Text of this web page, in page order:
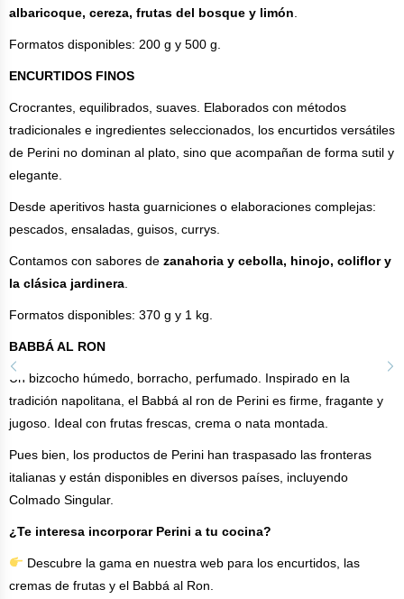
albaricoque, cereza, frutas del bosque y limón
Formatos disponibles: 200 g y 500 g.
ENCURTIDOS FINOS
Crocrantes, equilibrados, suaves. Elaborados con métodos
tradicionales e ingredientes seleccionados, los encurtidos versátiles
de Perini no dominan al plato, sino que acompañan de forma sutil y
elegante.
Desde aperitivos hasta guarniciones o elaboraciones complejas:
pescados, ensaladas, guisos, currys.
Contamos con sabores de zanahoria y cebolla, hinojo, coliflor y
la clásica jardinera
Formatos disponibles: 370 g y 1 kg.
BABBÁ AL RON
Un bizcocho húmedo, borracho, perfumado. Inspirado en la
tradición napolitana, el Babbá al ron de Perini es firme, fragante y
jugoso. Ideal con frutas frescas, crema o nata montada.
Pues bien, los productos de Perini han traspasado las fronteras
italianas y están disponibles en diversos países, incluyendo
Colmado Singular.
¿Te interesa incorporar Perini a tu cocina?
Descubre la gama en nuestra web para los encurtidos, las
cremas de frutas y el Babbá al Ron